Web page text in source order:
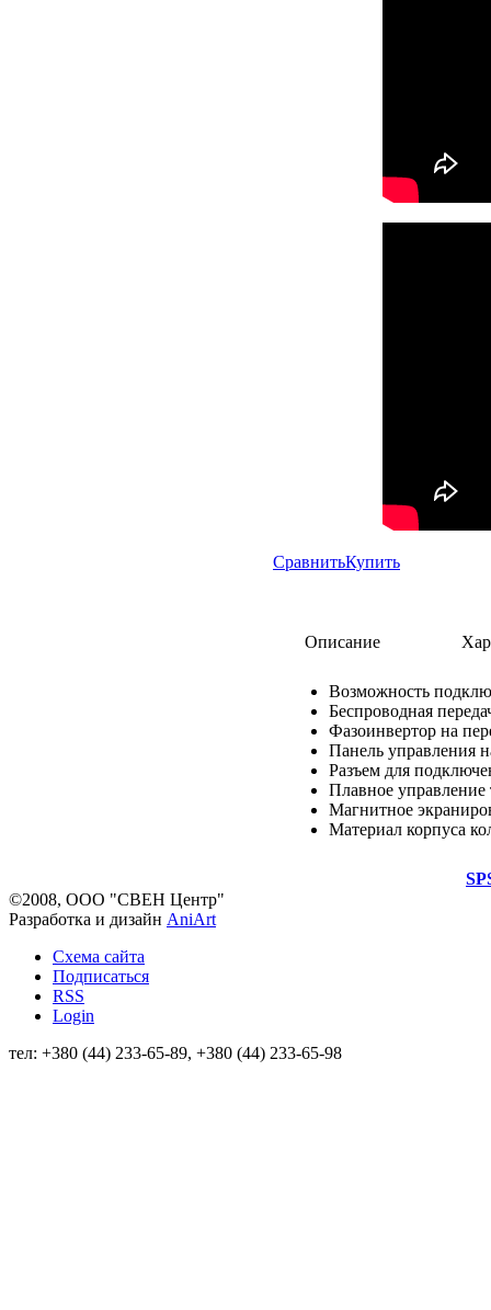
СравнитьКупить
Описание
Возможность
Беспроводная
Фазоинвертор на
Панель управления
Разъем для
Плавное управление
Магнитное
Материал корпуса
©2008, ООО "СВЕН Центр"
Разработка и дизайн AniArt
Схема сайта
Подписаться
RSS
Login
тел: +380 (44) 233-65-89, +380 (44) 233-65-98